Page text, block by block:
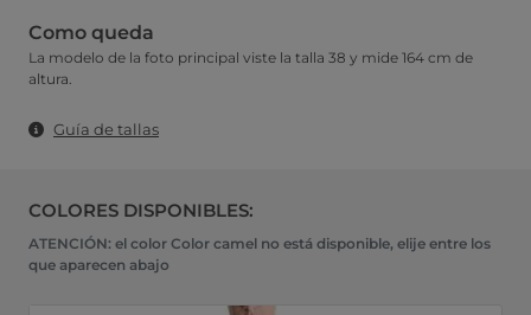
Como queda
La modelo de la foto principal viste la talla 38 y mide 164 cm de
altura.
Guía de tallas
COLORES DISPONIBLES:
ATENCIÓN: el color Color camel no está disponible, elije entre los
que aparecen abajo